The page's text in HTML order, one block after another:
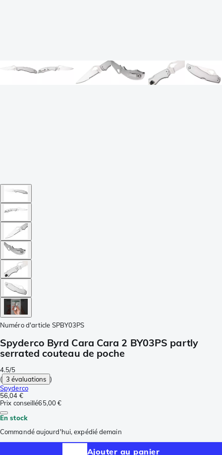
Numéro d'article SPBY03PS
Spyderco Byrd Cara Cara 2 BY03PS partly
serrated couteau de poche
4.5/5
( 3 évaluations )
Spyderco
56,04 €
Prix conseillé65,00 €
En stock
Commandé aujourd'hui, expédié demain
Ajouter au panier